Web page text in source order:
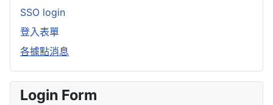
SSO login
登入表單
各據點消息
Login Form